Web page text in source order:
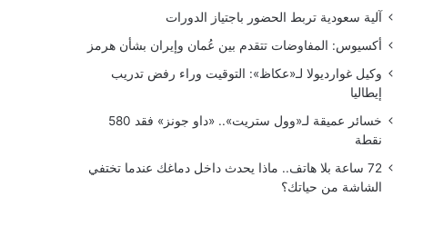
آلية سعودية تربط الحضور باجتياز الدورات
أكسيوس: المفاوضات تتقدم بين عُمان وإيران بشأن هرمز
وكيل غوارديولا لـ«عكاظ»: التوقيت وراء رفض تدريب
إيطاليا
خسائر عميقة لـ«وول ستريت».. «داو جونز» فقد 580
نقطة
72 ساعة بلا هاتف.. ماذا يحدث داخل دماغك عندما تختفي
الشاشة من حياتك؟